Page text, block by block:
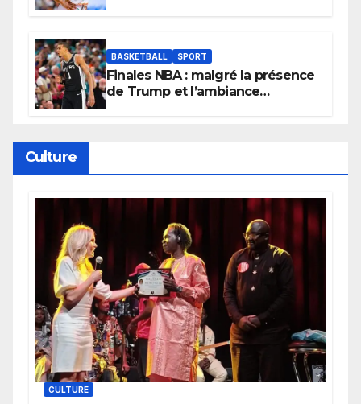
BASKETBALL SPORT
Finales NBA : malgré la présence
de Trump et l’ambiance
Culture
CULTURE